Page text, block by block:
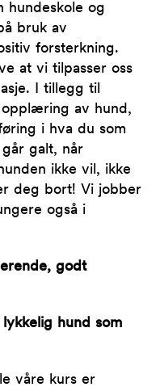
hundeskole og
bruk av
forsterkning.
at vi tilpasser oss
I tillegg til
av hund,
i hva du som
galt, når
ikke vil, ikke
deg bort! Vi jobber
også i
godt
hund som
våre kurs er